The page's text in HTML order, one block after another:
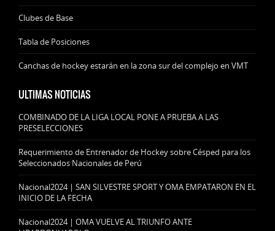
Clubes de Base
Tabla de Posiciones
Canchas de hockey estarán en la zona sur del complejo en VMT
ULTIMAS NOTICIAS
COMBINADO DE LA LIGA LOCAL PONE A PRUEBA A LAS
PRESELECCIONES
Requerimiento de Entrenador de Hockey sobre Césped para los
Seleccionados Nacionales de Perú
Nacional2024 | SAN SILVESTRE SPORT Y OMA EMPATARON EN EL
INICIO DE LA FECHA
Nacional2024 | OMA VUELVE AL TRIUNFO ANTE